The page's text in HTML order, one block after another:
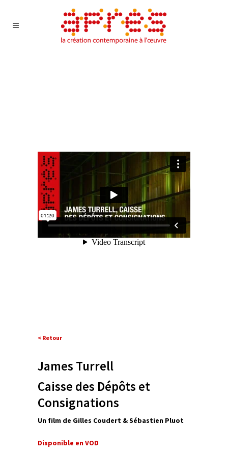
< Retour
James Turrell
Caisse des Dépôts et
Consignations
Un film de Gilles Coudert & Sébastien Pluot
Disponible en VOD